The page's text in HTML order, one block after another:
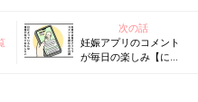
次の話
妊娠アプリのコメント
が毎日の楽しみ【にん